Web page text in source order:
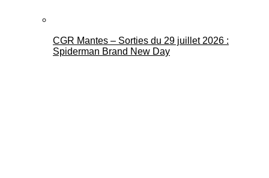
CGR Mantes – Sorties du 29 juillet 2026 :
Spiderman Brand New Day